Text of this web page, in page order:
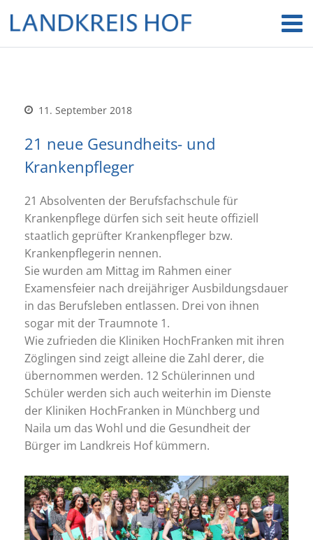
11. September 2018
21 neue Gesundheits- und
Krankenpfleger
21 Absolventen der Berufsfachschule für
Krankenpflege dürfen sich seit heute offiziell
staatlich geprüfter Krankenpfleger bzw.
Krankenpflegerin nennen.
Sie wurden am Mittag im Rahmen einer
Examensfeier nach dreijähriger Ausbildungsdauer
in das Berufsleben entlassen. Drei von ihnen
sogar mit der Traumnote 1.
Wie zufrieden die Kliniken HochFranken mit ihren
Zöglingen sind zeigt alleine die Zahl derer, die
übernommen werden. 12 Schülerinnen und
Schüler werden sich auch weiterhin im Dienste
der Kliniken HochFranken in Münchberg und
Naila um das Wohl und die Gesundheit der
Bürger im Landkreis Hof kümmern.